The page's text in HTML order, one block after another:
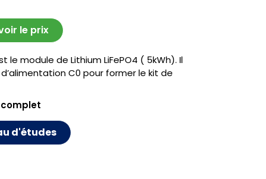
le prix
le module de Lithium LiFePO4 ( 5kWh). Il
C0 pour former le kit de
d'études